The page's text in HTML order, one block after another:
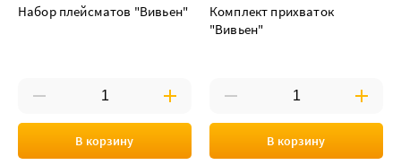
Набор плейсматов "Вивьен"
В корзину
Комплект прихваток
"Вивьен"
В корзину